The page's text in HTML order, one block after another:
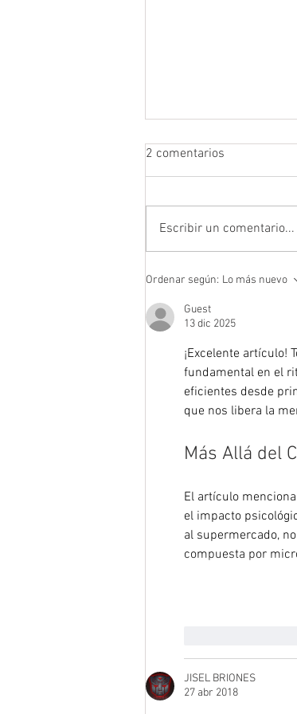
8 regalos geniales
2 comentarios
Escribir un comentario...
Ordenar según: Lo más nuevo
Guest
13 dic 2025
¡Excelente artículo!
fundamental en el
eficientes desde
que nos libera la
Más Allá del
El artículo
el impacto
al supermercado,
compuesta por
JISEL BRIONES
27 abr 2018